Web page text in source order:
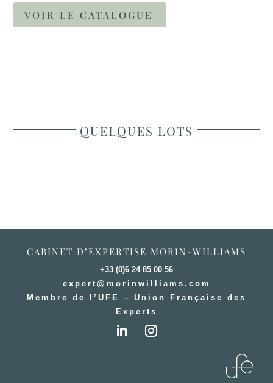
VOIR LE CATALOGUE
QUELQUES LOTS
CABINET D’EXPERTISE MORIN-WILLIAMS
+33 (0)6 24 85 00 56
expert@morinwilliams.com
Membre de l’UFE – Union Française des
Experts